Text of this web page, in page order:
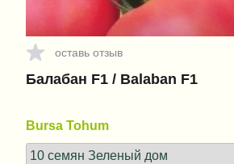
оставь отзыв
Балабан F1 / Balaban F1
Bursa Tohum